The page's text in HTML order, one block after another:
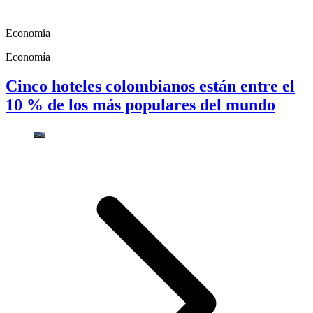
Economía
Economía
Cinco hoteles colombianos están entre el
10 % de los más populares del mundo